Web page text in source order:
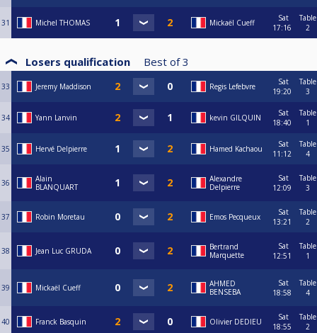
31 Michel THOMAS Mickaël Cueff
Sat
17:16
Table
2
Losers qualification Best of 3
33 Jeremy Maddison Regis Lefebvre
Sat
19:20
Table
3
34 Yann Lanvin kevin GILQUIN
Sat
18:40
Table
1
35 Hervé Delpierre Hamed Kachaou
Sat
11:12
Table
4
36
Alain
BLANQUART
Alexandre
Delpierre
Sat
12:09
Table
3
37 Robin Moretau Emos Pecqueux
Sat
13:21
Table
2
38 Jean Luc GRUDA
Bertrand
Marquette
Sat
12:51
Table
1
39 Mickaël Cueff
AHMED
BENSEBA
Sat
18:58
Table
4
40 Franck Basquin Olivier DEDIEU
Sat
18:55
Table
2